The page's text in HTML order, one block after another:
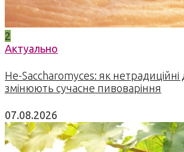
2
Актуально
Не-Saccharomyces: як нетрадиційні
змінюють сучасне пивоваріння
07.08.2026